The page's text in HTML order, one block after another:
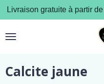
Passer
au
contenu
Livraison gratuite à partir
Calcite jaune